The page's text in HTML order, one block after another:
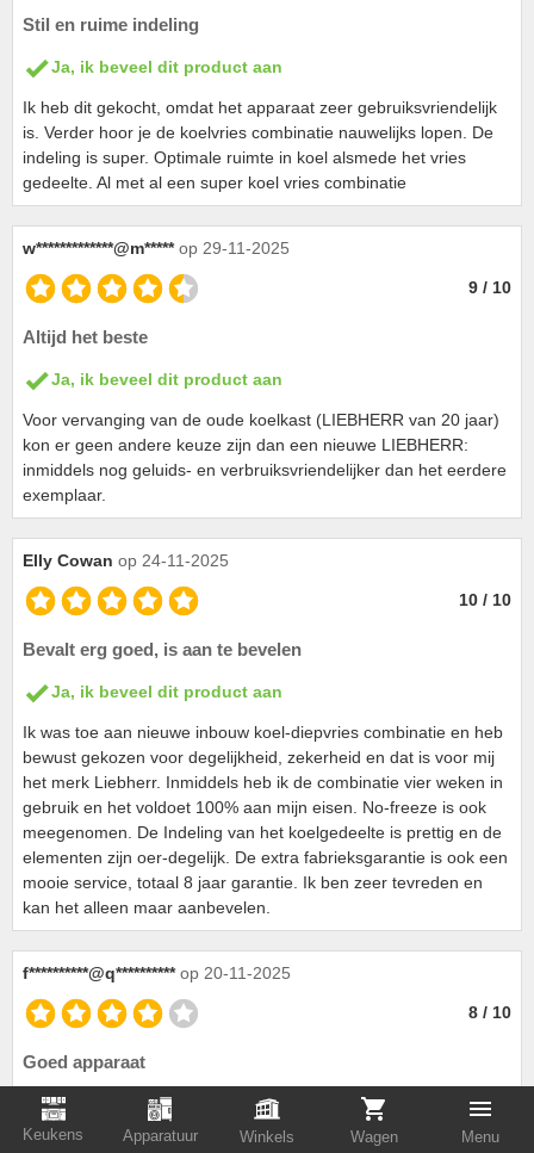
Keukens Apparatuur Winkels Wagen Menu
Stil en ruime indeling
Ja, ik beveel dit product aan
Ik heb dit gekocht, omdat het apparaat zeer gebruiksvriendelijk
is. Verder hoor je de koelvries combinatie nauwelijks lopen. De
indeling is super. Optimale ruimte in koel alsmede het vries
gedeelte. Al met al een super koel vries combinatie
w*************@m***** op 29-11-2025
9 / 10
Altijd het beste
Ja, ik beveel dit product aan
Voor vervanging van de oude koelkast (LIEBHERR van 20 jaar)
kon er geen andere keuze zijn dan een nieuwe LIEBHERR:
inmiddels nog geluids- en verbruiksvriendelijker dan het eerdere
exemplaar.
Elly Cowan op 24-11-2025
10 / 10
Bevalt erg goed, is aan te bevelen
Ja, ik beveel dit product aan
Ik was toe aan nieuwe inbouw koel-diepvries combinatie en heb
bewust gekozen voor degelijkheid, zekerheid en dat is voor mij
het merk Liebherr. Inmiddels heb ik de combinatie vier weken in
gebruik en het voldoet 100% aan mijn eisen. No-freeze is ook
meegenomen. De Indeling van het koelgedeelte is prettig en de
elementen zijn oer-degelijk. De extra fabrieksgarantie is ook een
mooie service, totaal 8 jaar garantie. Ik ben zeer tevreden en
kan het alleen maar aanbevelen.
f**********@q********** op 20-11-2025
8 / 10
Goed apparaat
Ja, ik beveel dit product aan
Enkele dagen in bezit. Voldoet prima: goede verlichting en